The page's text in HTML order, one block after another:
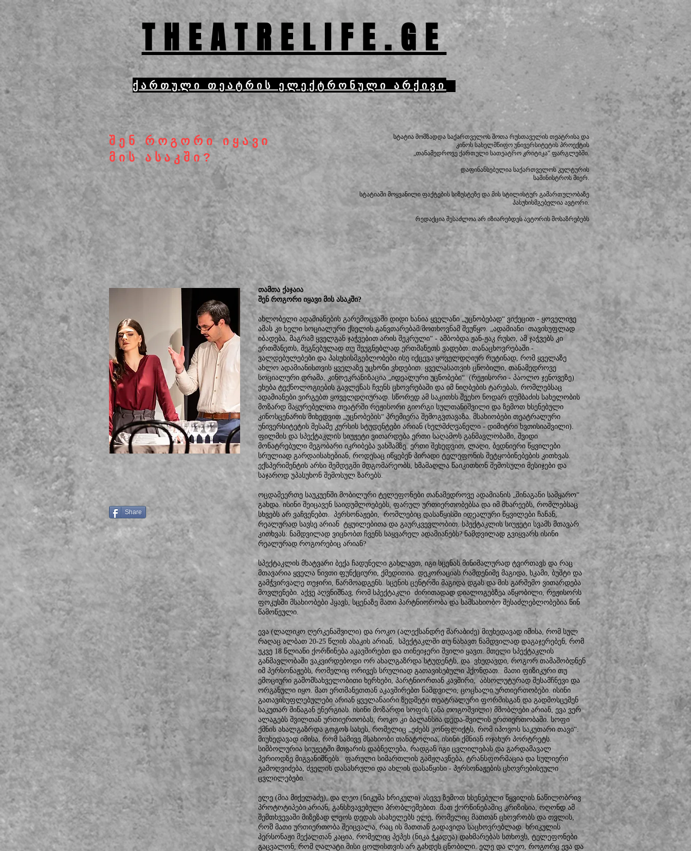
THEATRELIFE.GE
ქართული თეატრის ელექტრონული არქივი
შენ როგორი იყავი
მის ასაკში?
სტატია მომზადდა საქართველოს შოთა რუსთაველის თეატრისა და
კინოს სახელმწიფო უნივერსიტეტის პროექტის
„თანამედროვე ქართული სათეატრო კრიტიკა“ ფარგლებში.
დაფინანსებულია საქართველოს კულტურის
სამინისტროს მიერ.
სტატიაში მოყვანილი ფაქტების სიზუსტეზე და მის სტილისტურ გამართულობაზე
პასუხისმგებელია ავტორი.
რედაქცია შესაძლოა არ იზიარებდეს ავტორის მოსაზრებებს
Share
თამთა ქაჯაია
შენ როგორი იყავი მის ასაკში?
ახლობელი ადამიანების გარემოცვაში დიდი ხანია ყველანი „უცნობებად“ ვიქეცით - ყოველივე
ამას კი ხელი სოციალური ქსელის განვთარებამ/მოთხოვნამ შეუწყო. „ადამიანი თავისუფლად
იბადება, მაგრამ ყველგან ჯაჭვებით არის შეკრული“ - ამბობდა ჟან-ჟაკ რუსო, ამ ჯაჭვებს კი
ერთმანეთს, შეგნებულად თუ შეუგნებლად ერთმანეთს ვადებთ. თანაცხოვრებაში -
ვალდებულებები და პასუხისმგებლობები ისე იქცევა ყოველდღიურ რუტინად, რომ ყველაზე
ახლო ადამიანისთვის ყველაზე უცხონი ვხდებით. ყველასათვის ცნობილი, თანამედროვე
სოციალური დრამა, კინოეკრანიზაცია „იდეალური უცნობები“ (რეჟისორი - პაოლო ჯენოვეზე)
ეხება ტექნოლოგიების გავლენას ჩვენს ცხოვრებაში და იმ ნიღბების ტარებას, რომლებსაც
ადამიანები ვირგებთ ყოველდღიურად. სწორედ ამ საკითხს შეეხო ნოდარ დუმბაძის სახელობის
მოზარდ მაყურებელთა თეატრში რეჟისორი გიორგი სულთანიშვილი და ზემოთ ხსენებული
კინოსცენარის მიხედვით „უცნობების“ პრემიერა შემოგვთავაზა. მსახიობები თეატრალური
უნივერსიტეტის მესამე კურსის სტუდენტები არიან (ხელმძღვანელი - დიმიტრი ხვთისიაშვილი).
ფილმის და სპექტაკლის სიუჟეტი ვითარდება ერთი საღამოს განმავლობაში, შვიდი
მონატრებული მეგობარი იკრიბება ვახშამზე. ერთი შეხედვით, ლაღი, ბედნიერი წყვილები
სრულიად გარდაისახებიან, როდესაც იწყებენ პირადი ტელეფონის შეტყობინებების კითხვას.
ექსპერიმენტის არსი შემდეგში მდგომარეობს, ხმამაღლა წაიკითხონ შემოსული მესიჯები და
საჯაროდ უპასუხონ შემოსულ ზარებს.
ოცდამეერთე საუკუენში მობილური ტელეფონები თანამედროვე ადამიანის „შინაგანი სამყარო“
გახდა. ისინი შეიცავენ საიდუმლოებებს, ფარულ ურთიერთობებსა და იმ მხარეებს, რომლებსაც
სხვებს არ ვაჩვენებთ. პერსონაჟები, რომლებიც დასაწყისში იდეალური წყვილები ჩანან,
რეალურად სავსე არიან ტყუილებითა და გაურკვევლობით. სპექტაკლის სიუჟეტი სვამს მთავარ
კითხვას: ნამდვილად ვიცნობთ ჩვენს საყვარელ ადამიანებს? ნამდვილად გვიყვარს ისინი
რეალურად როგორებიც არიან?
სპექტაკლის მხატვარი ბექა ჩადუნელი გახლავთ, იგი სცენას მინიმალურად ტვირთავს და რაც
მთავარია ყველა ნივთი ფუნქციური, ქმედითია. დეკორაციას რამდენიმე მაგიდა, სკამი, ბუშტი და
გამჭვირვალე თეჯირი, წარმოადგენს. სცენის ცენტრში მაგიდა დგას და მის გარშემო ვითარდება
მოვლენები. აქვე აღვნიშნავ, რომ სპექტაკლი ძირითადად დიალოგებზეა აწყობილი, რეჟისორს
ფოკუსში მსახიობები ჰყავს, სცენაზე მათი პარტნიორობა და სამსახიობო შესაძლებლობებია წინ
წამოწეული.
ევა (ლალიკო ღერკენაშვილი) და როკო (ალექსანდრე შარაბიძე) მიუხედავად იმისა, რომ სულ
რაღაც ალბათ 20-25 წლის ასაკის არიან, სპექტაკლში თუ ნახავთ ნამდვილად დაგაჯერებენ, რომ
უკვე 18 წლიანი ქორწინება აკავშირებთ და თინეიჯერი შვილი ყავთ. მთელი სპექტაკლის
განმავლობაში ვაკვირდებოდი ორ ახალგაზრდა სტუდენტს, და ვხედავდი, როგორ თამაშობდნენ
იმ პერსონაჟებს, რომელიც ორივეს სრულიად გათავისებული ჰქონდათ. მათი ფიზიკური თუ
ემოციური გამომსახველობითი ხერხები, პარტნიორთან კავშირი, აბსოლუტურად შესამჩნევი და
ორგანული იყო. მათ ერთმანეთთან აკავშირებთ ნამდვილი, ცოცხალი ურთიერთობები. ისინი
გათავისუფლებულები არიან ყველანაირი ზედმეტი თეატრალური ფორმისგან და გადმოსცემენ
საკუთარ შინაგან ენერგიას. ისინი მოზარდი სოფის (ანა თოგოშვილი) მშობლები არიან, ევა ვერ
ალაგებს შვილთან ურთიერთობას, როკო კი ბალანსია დედა-შვილის ურთიერთობაში. სოფი
ქმნის ახალგაზრდა გოგოს სახეს, რომელიც „ეძებს კონფლიქტს, რომ იპოვოს საკუთარი თავი“.
მიუხედავად იმისა, რომ სამივე მსახიობი თანატოლია, ისინი ქმნიან ოჯახურ პორტრეტს.
სიმბოლურია სიუჟეტში მთვარის დაბნელება, რადგან იგი ცვლილებას და გარდამავალ
პერიოდზე მიგვანიშნებს. ფარული სიმართლის გამჟღავნება, ტრანსფორმაცია და სულიერი
გამოღვიძება, ძველის დასასრული და ახლის დასაწყისი - პერსონაჟების ცხოვრებისეული
ცვლილებები.
ელე (მია მიქელაძე), და ლეო (ნიკუშა ხრიკული) ასევე ზემოთ ხსენებული წყვილის ნაწილობრივ
პროტოტიპები არიან, განსხვავებული პრობლემებით. მათ ქორწინებაშიც კრიზისია, ოღონდ ამ
შემთხვევაში მიზეზად ლეოს დედას ასახელებს ელე, რომელიც მათთან ცხოვრობს და თვლის,
რომ მათი ურთიერთობა შეიცვალა, რაც ის მათთან გადავიდა საცხოვრებლად. ხრიკულის
პერსონაჟი მექალთან კაცია, რომელიც პეპეს (ნიკა ჭკადუა) დახმარებას სთხოვს, ტელეფონები
გაცვალონ, რომ ღალატი მისი ცოლისთვის არ გახდეს ცნობილი. ელე და ლეო, როგორც ევა და